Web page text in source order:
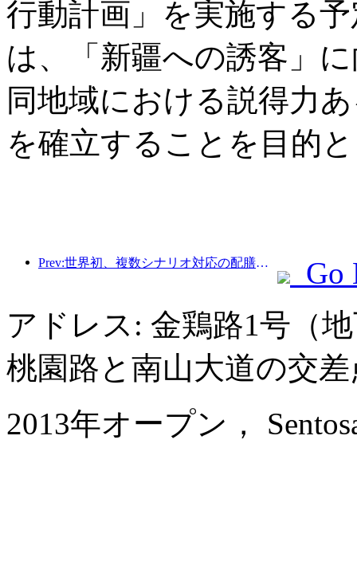
行動計画」を実施する
は、「新疆への誘客」
同地域における説得力
を確立することを目的
Prev:世界初、複数シナリオ対応の配膳サービスに特化したヒューマノイドロボットが公開
Go
アドレス: 金鶏路1号（
桃園路と南山大道の交差
2013年オープン，